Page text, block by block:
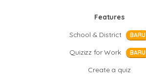
Features
School & District
BARU
Quizizz for Work BARU
Create a quiz